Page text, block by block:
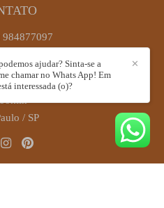
984877097
Santos, 449, sala 72 -
/ SP
✕
ajudar? Sinta-se a
chamar no Whats App! Em
interessada (o)?